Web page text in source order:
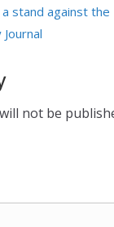
stand against the
not be